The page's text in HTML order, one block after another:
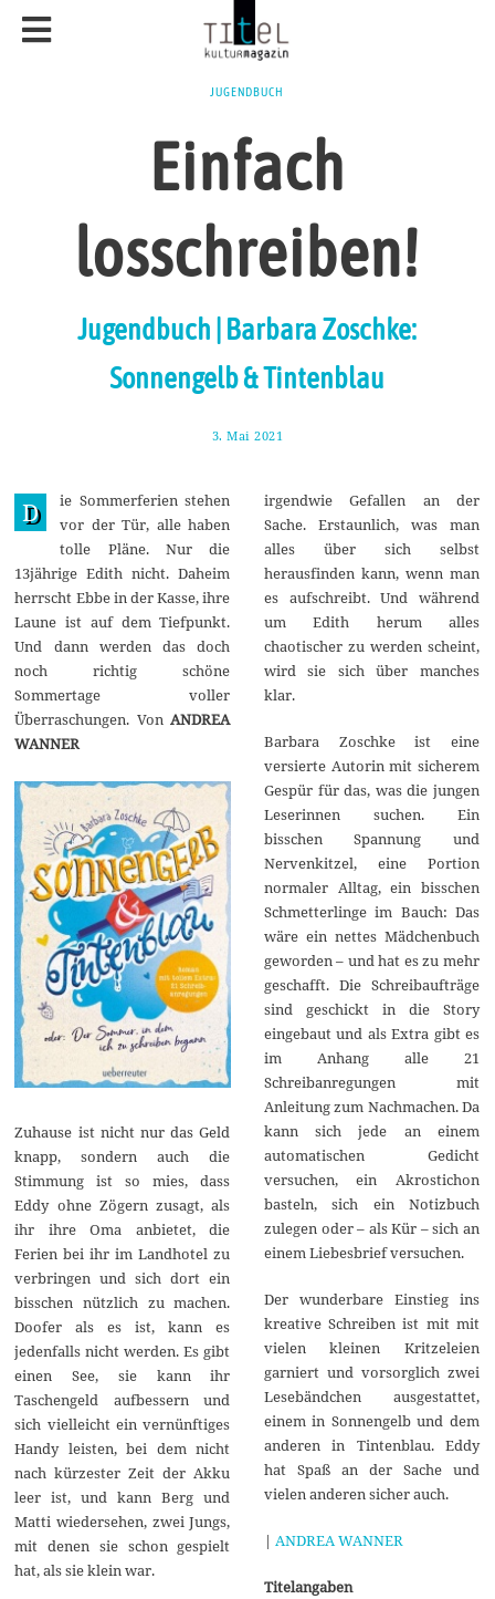
JUGENDBUCH
Einfach
losschreiben!
Jugendbuch | Barbara Zoschke:
Sonnengelb & Tintenblau
3. Mai 2021
a
i
2
0
2
1
D
ie Sommerferien stehen
vor der Tür, alle haben
tolle Pläne. Nur die
13jährige Edith nicht. Daheim
herrscht Ebbe in der Kasse, ihre
Laune ist auf dem Tiefpunkt.
Und dann werden das doch
noch richtig schöne
Sommertage voller
Überraschungen. Von ANDREA
WANNER
Zuhause ist nicht nur das Geld
knapp, sondern auch die
Stimmung ist so mies, dass
Eddy ohne Zögern zusagt, als
ihr ihre Oma anbietet, die
Ferien bei ihr im Landhotel zu
verbringen und sich dort ein
bisschen nützlich zu machen.
Doofer als es ist, kann es
jedenfalls nicht werden. Es gibt
einen See, sie kann ihr
Taschengeld aufbessern und
sich vielleicht ein vernünftiges
Handy leisten, bei dem nicht
nach kürzester Zeit der Akku
leer ist, und kann Berg und
Matti wiedersehen, zwei Jungs,
mit denen sie schon gespielt
hat, als sie klein war.
irgendwie Gefallen an der
Sache. Erstaunlich, was man
alles über sich selbst
herausfinden kann, wenn man
es aufschreibt. Und während
um Edith herum alles
chaotischer zu werden scheint,
wird sie sich über manches
klar.
Barbara Zoschke ist eine
versierte Autorin mit sicherem
Gespür für das, was die jungen
Leserinnen suchen. Ein
bisschen Spannung und
Nervenkitzel, eine Portion
normaler Alltag, ein bisschen
Schmetterlinge im Bauch: Das
wäre ein nettes Mädchenbuch
geworden – und hat es zu mehr
geschafft. Die Schreibaufträge
sind geschickt in die Story
eingebaut und als Extra gibt es
im Anhang alle 21
Schreibanregungen mit
Anleitung zum Nachmachen. Da
kann sich jede an einem
automatischen Gedicht
versuchen, ein Akrostichon
basteln, sich ein Notizbuch
zulegen oder – als Kür – sich an
einem Liebesbrief versuchen.
Der wunderbare Einstieg ins
kreative Schreiben ist mit mit
vielen kleinen Kritzeleien
garniert und vorsorglich zwei
Lesebändchen ausgestattet,
einem in Sonnengelb und dem
anderen in Tintenblau. Eddy
hat Spaß an der Sache und
vielen anderen sicher auch.
| ANDREA WANNER
Titelangaben